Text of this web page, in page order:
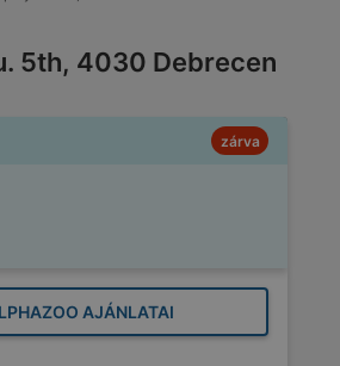
5th, 4030 Debrecen
zárva
AJÁNLATAI